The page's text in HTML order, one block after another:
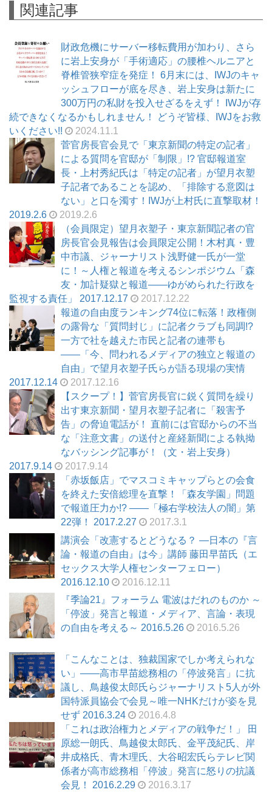
関連記事
財政危機にサーバー移転費用が加わり、さら
に岩上安身が「手術適応」の腰椎ヘルニアと
脊椎管狭窄症を発症！ 6月末には、IWJのキャ
ッシュフローが底を尽き、岩上安身は新たに
300万円の私財を投入せざるをえず！ IWJが存
続できなくなるかもしれません！ どうぞ皆様、IWJをお救
いください!!
2024.11.1
菅官房長官会見で「東京新聞の特定の記者」
による質問を官邸が「制限」!? 官邸報道室
長・上村秀紀氏は「特定の記者」が望月衣塑
子記者であることを認め、「排除する意図は
ない」と口を濁す！IWJが上村氏に直撃取材！
2019.2.6
2019.2.6
（会員限定）望月衣塑子・東京新聞記者の官
房長官会見報告は会員限定公開！木村真・豊
中市議、ジャーナリスト浅野健一氏が一堂
に！～人権と報道を考えるシンポジウム「森
友・加計疑獄と報道――ゆがめられた行政を
監視する責任」 2017.12.17
2017.12.22
報道の自由度ランキング74位に転落！政権側
の露骨な「質問封じ」に記者クラブも同調!?
一方で社を越えた市民と記者の連帯も
――「今、問われるメディアの独立と報道の
自由」で望月衣塑子氏らが語る現場の実情
2017.12.14
2017.12.16
【スクープ！】菅官房長官に鋭く質問を繰り
出す東京新聞・望月衣塑子記者に「殺害予
告」の脅迫電話が！ 直前には官邸からの不当
な「注意文書」の送付と産経新聞による執拗
なバッシング記事が！（文・岩上安身）
2017.9.14
2017.9.14
「赤坂飯店」でマスコミキャップらとの会食
を終えた安倍総理を直撃！「森友学園」問題
で報道圧力か!? ――「極右学校法人の闇」第
22弾！ 2017.2.27
2017.3.1
講演会「改憲するとどうなる？ ―日本の『言
論・報道の自由』は今」講師 藤田早苗氏（エ
セックス大学人権センターフェロー）
2016.12.10
2016.12.11
『季論21』フォーラム 電波はだれのものか ～
「停波」発言と報道・メディア、言論・表現
の自由を考える～ 2016.5.26
2016.5.26
「こんなことは、独裁国家でしか考えられな
い」――高市早苗総務相の「停波発言」に抗
議し、鳥越俊太郎氏らジャーナリスト5人が外
国特派員協会で会見～唯一NHKだけが姿を見
せず 2016.3.24
2016.4.8
「これは政治権力とメディアの戦争だ！」 田
原総一朗氏、鳥越俊太郎氏、金平茂紀氏、岸
井成格氏、青木理氏、大谷昭宏氏らテレビ関
係者が高市総務相「停波」発言に怒りの抗議
会見！ 2016.2.29
2016.3.17